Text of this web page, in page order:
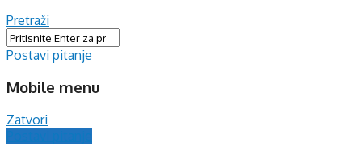
Pretraži
Postavi pitanje
Mobile menu
Zatvori